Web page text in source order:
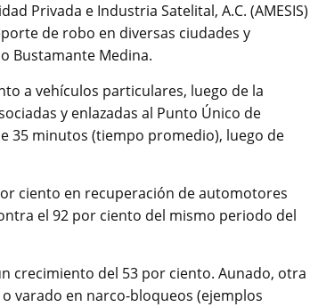
Privada e Industria Satelital, A.C. (AMESIS)
de robo en diversas ciudades y
Bustamante Medina.
a vehículos particulares, luego de la
y enlazadas al Punto Único de
35 minutos (tiempo promedio), luego de
ciento en recuperación de automotores
el 92 por ciento del mismo periodo del
crecimiento del 53 por ciento. Aunado, otra
varado en narco-bloqueos (ejemplos